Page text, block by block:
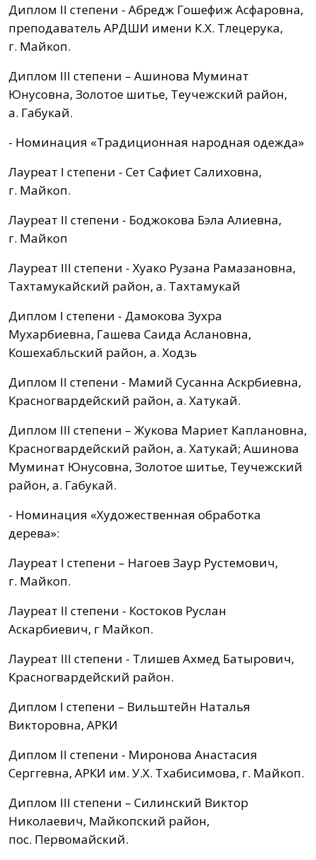
Диплом II степени - Абредж Гошефиж Асфаровна,
преподаватель АРДШИ имени К.Х. Тлецерука,
г. Майкоп.
Диплом III степени – Ашинова Муминат
Юнусовна, Золотое шитье, Теучежский район,
а. Габукай.
- Номинация «Традиционная народная одежда»
Лауреат I степени - Сет Сафиет Салиховна,
г. Майкоп.
Лауреат II степени - Боджокова Бэла Алиевна,
г. Майкоп
Лауреат III степени - Хуако Рузана Рамазановна,
Тахтамукайский район, а. Тахтамукай
Диплом I степени - Дамокова Зухра
Мухарбиевна, Гашева Саида Аслановна,
Кошехабльский район, а. Ходзь
Диплом II степени - Мамий Сусанна Аскрбиевна,
Красногвардейский район, а. Хатукай.
Диплом III степени – Жукова Мариет Каплановна,
Красногвардейский район, а. Хатукай; Ашинова
Муминат Юнусовна, Золотое шитье, Теучежский
район, а. Габукай.
- Номинация «Художественная обработка
дерева»:
Лауреат I степени – Нагоев Заур Рустемович,
г. Майкоп.
Лауреат II степени - Костоков Руслан
Аскарбиевич, г Майкоп.
Лауреат III степени - Тлишев Ахмед Батырович,
Красногвардейский район.
Диплом I степени – Вильштейн Наталья
Викторовна, АРКИ
Диплом II степени - Миронова Анастасия
Серггевна, АРКИ им. У.Х. Тхабисимова, г. Майкоп.
Диплом III степени – Силинский Виктор
Николаевич, Майкопский район,
пос. Первомайский.